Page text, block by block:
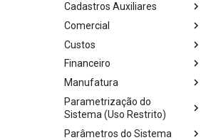
Cadastros Auxiliares
Comercial
Custos
Financeiro
Manufatura
Parametrização do
Sistema (Uso Restrito)
Parâmetros do Sistema